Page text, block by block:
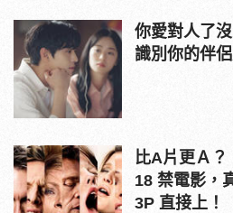
你愛對人了
識別你的伴
比A片更Ａ
18 禁電影，
3P 直接上！